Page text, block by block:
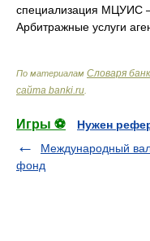
специализация МЦУИС
Арбитражные услуги
По материалам Словаря
сайта banki.ru
Игры ⚽
Нужен
Международный
фонд